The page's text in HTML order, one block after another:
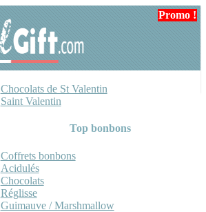
Chocolats de St Valentin
Saint Valentin
Top bonbons
Coffrets bonbons
Acidulés
Chocolats
Réglisse
Guimauve / Marshmallow
Promo !